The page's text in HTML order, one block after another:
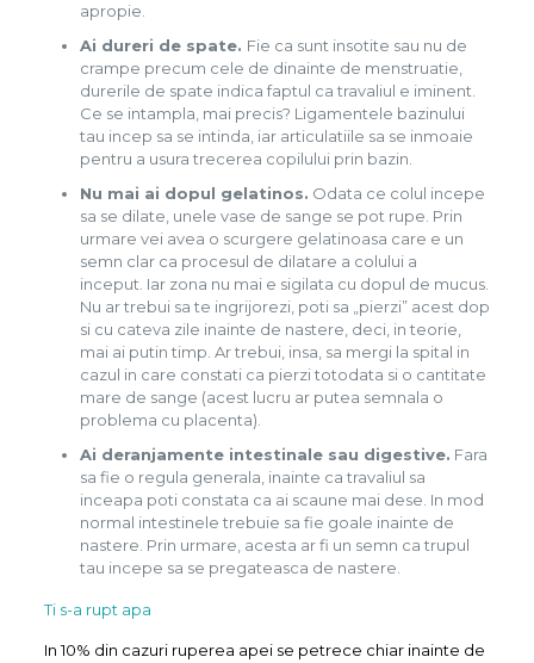
apropie.
Ai dureri de spate. Fie ca sunt insotite sau nu de
crampe precum cele de dinainte de menstruatie,
durerile de spate indica faptul ca travaliul e iminent.
Ce se intampla, mai precis? Ligamentele bazinului
tau incep sa se intinda, iar articulatiile sa se inmoaie
pentru a usura trecerea copilului prin bazin.
Nu mai ai dopul gelatinos. Odata ce colul incepe
sa se dilate, unele vase de sange se pot rupe. Prin
urmare vei avea o scurgere gelatinoasa care e un
semn clar ca procesul de dilatare a colului a
inceput. Iar zona nu mai e sigilata cu dopul de mucus.
Nu ar trebui sa te ingrijorezi, poti sa „pierzi” acest dop
si cu cateva zile inainte de nastere, deci, in teorie,
mai ai putin timp. Ar trebui, insa, sa mergi la spital in
cazul in care constati ca pierzi totodata si o cantitate
mare de sange (acest lucru ar putea semnala o
problema cu placenta).
Ai deranjamente intestinale sau digestive. Fara
sa fie o regula generala, inainte ca travaliul sa
inceapa poti constata ca ai scaune mai dese. In mod
normal intestinele trebuie sa fie goale inainte de
nastere. Prin urmare, acesta ar fi un semn ca trupul
tau incepe sa se pregateasca de nastere.
Ti s-a rupt apa
In 10% din cazuri ruperea apei se petrece chiar inainte de